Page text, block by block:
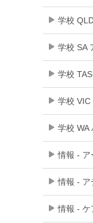
学校
学校 SA
学校
学校 VIC
学校 WA
情報 - ア
情報 - ア
情報 - ケ